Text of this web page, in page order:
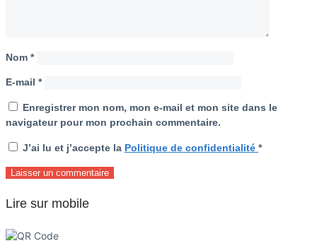
Nom *
E-mail *
Enregistrer mon nom, mon e-mail et mon site dans le
navigateur pour mon prochain commentaire.
J’ai lu et j’accepte la Politique de confidentialité *
Lire sur mobile